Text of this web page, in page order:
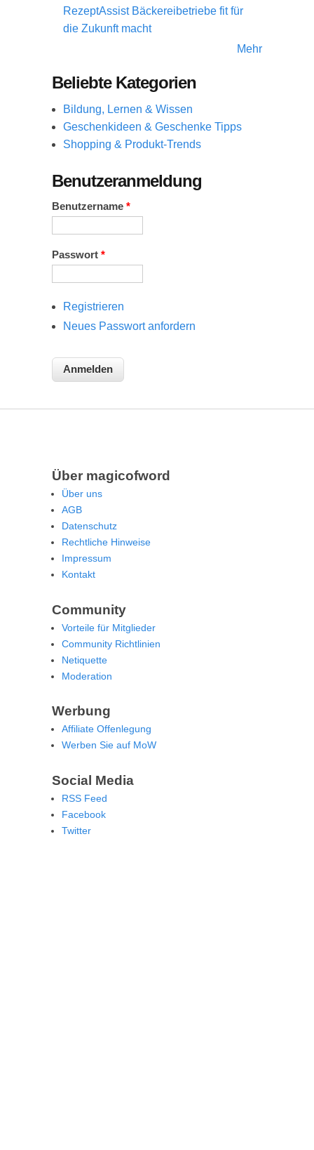
RezeptAssist Bäckereibetriebe fit für
die Zukunft macht
Mehr
Beliebte Kategorien
Bildung, Lernen & Wissen
Geschenkideen & Geschenke Tipps
Shopping & Produkt-Trends
Benutzeranmeldung
Benutzername *
Passwort *
Registrieren
Neues Passwort anfordern
Über magicofword
Über uns
AGB
Datenschutz
Rechtliche Hinweise
Impressum
Kontakt
Community
Vorteile für Mitglieder
Community Richtlinien
Netiquette
Moderation
Werbung
Affiliate Offenlegung
Werben Sie auf MoW
Social Media
RSS Feed
Facebook
Twitter